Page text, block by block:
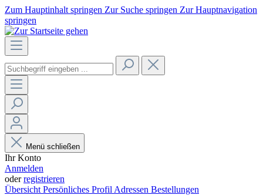
Zum Hauptinhalt springen Zur Suche springen Zur Hauptnavigation
springen
Menü schließen
Ihr Konto
Anmelden
oderregistrieren
Übersicht Persönliches Profil Adressen Bestellungen